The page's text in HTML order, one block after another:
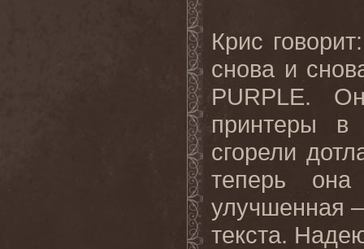
Крис
снова и
PURPLE.
принтеры
сгорели
теперь
улучшенная
текста.